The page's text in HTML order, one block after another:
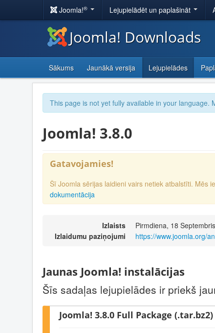
Joomla!® Lejupielādēt un paplašināt
Joomla! Downloads
Sākums Jaunākā versija Lejupielādes
This page is not yet fully available in your
Joomla! 3.8.0
Gatavojamies!
Šī Joomla sērijas laidieni vairs netiek atbalstīti. Mēs
dokumentācija
Izlaists
Pirmdiena, 18
Izlaidumu paziņojumi
https://www.joomla.org/
Jaunas Joomla! instalācijas
Šīs sadaļas lejupielādes ir priekš
Joomla! 3.8.0 Full Package (.tar.bz2)